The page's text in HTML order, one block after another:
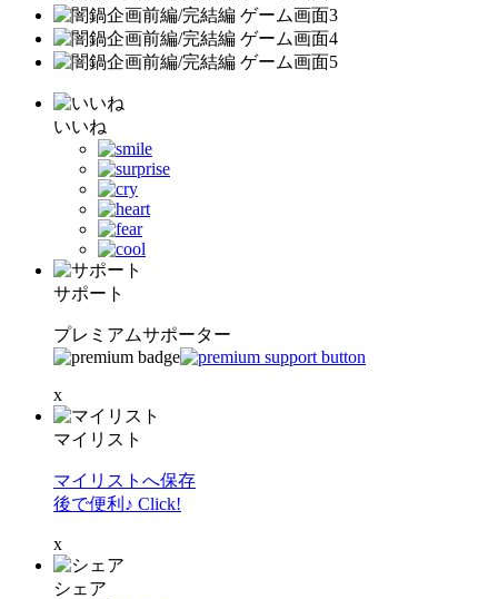
いいね
サポート
プレミアムサポーター
x
マイリスト
マイリストへ保存
後で便利♪ Click!
x
シェア